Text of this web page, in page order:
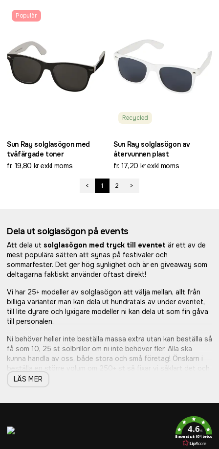
Populär
Sun Ray solglasögon med
tvåfärgade toner
fr. 19,80 kr exkl moms
Recycled
Sun Ray solglasögon av
återvunnen plast
fr. 17,20 kr exkl moms
< 1 2 >
Dela ut solglasögon på events
Att dela ut solglasögon med tryck till eventet är ett av de
mest populära sätten att synas på festivaler och
sommarfester. Det ger hög synlighet och är en giveaway som
deltagarna faktiskt använder oftast direkt!
Vi har 25+ modeller av solglasögon att välja mellan, allt från
billiga varianter man kan dela ut hundratals av under eventet,
till lite dyrare och lyxigare modeller ni kan dela ut som fin gåva
till personalen.
Ni behöver heller inte beställa massa extra utan kan beställa så
få som 10, 25 st solbrillor om ni inte behöver fler. Alla ska
kunna handla av oss, både stora och små företag! Önskarn i
beställa en större volym om 250+ st så fixar vi såklart det och
då kan vi hålla marknadens billigaste pris till er (vår Lägsta
Prisgaranti gäller).
Ni laddar enkelt upp er logotyp på vår hemsida och vi skapar
sedan en helt gratis designskiss åt er som ni får godkänna.
När designskissen är godkänd kör vi igång och trycker och
levererar sedan snabbt över hela Sverige på bara ca 6 dagar.
LÄS MER
4.6/5
Baserat på 954 betyg